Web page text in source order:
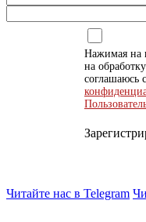
Нажимая на
на
соглашаюсь с
Читайте нас в Telegram